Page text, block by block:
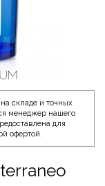
складе и точных
менеджер нашего
для
офертой.